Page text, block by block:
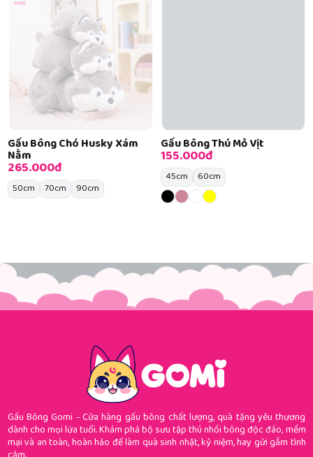
Gấu Bông Chó Husky Xám
Nằm
265.000đ
50cm 70cm 90cm
Gấu Bông Thú Mỏ Vịt
155.000đ
45cm 60cm
Gấu Bông Gomi - Cửa hàng gấu bông chất lượng, quà tặng yêu thương
dành cho mọi lứa tuổi. Khám phá bộ sưu tập thú nhồi bông độc đáo, mềm
mại và an toàn, hoàn hảo để làm quà sinh nhật, kỷ niệm, hay gửi gắm tình